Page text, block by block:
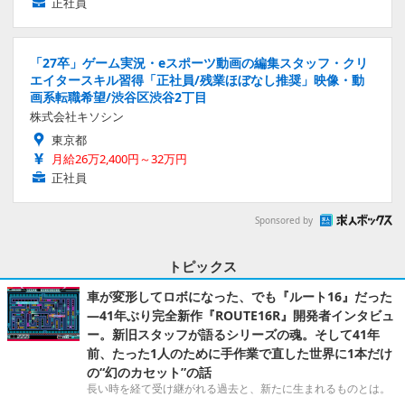
「27卒」ゲーム実況・eスポーツ動画の編集スタッフ・クリ
エイタースキル習得「正社員/残業ほぼなし推奨」映像・動
画系転職希望/渋谷区渋谷2丁目
株式会社キソシン
東京都
月給26万2,400円～32万円
正社員
Sponsored by
トピックス
車が変形してロボになった、でも『ルート16』だった
―41年ぶり完全新作『ROUTE16R』開発者インタビュ
ー。新旧スタッフが語るシリーズの魂。そして41年
前、たった1人のために手作業で直した世界に1本だけ
の“幻のカセット”の話
長い時を経て受け継がれる過去と、新たに生まれるものとは。